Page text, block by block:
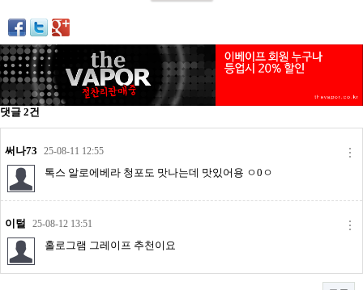
업체
업체게시판
모더게시판
제휴업체
트레이드
판매
구매
나눔
거래후기
댓글 2건
써나73
25-08-11 12:55
톡스 알로에베라 청포도 맛나는데 맛있어용 ㅇ0ㅇ
이털
25-08-12 13:51
홀로그램 그레이프 추천이요